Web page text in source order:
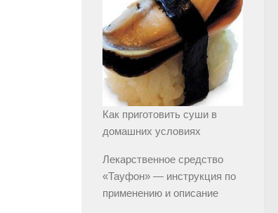
Как приготовить суши в
домашних условиях
Лекарственное средство
«Тауфон» — инструкция по
применению и описание